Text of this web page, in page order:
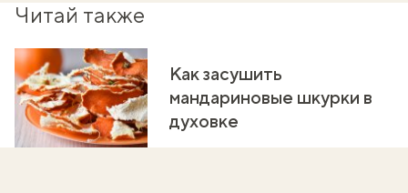
Читай также
Как засушить
мандариновые шкурки в
духовке